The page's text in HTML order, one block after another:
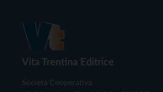
Vita Trentina Editrice
Società Cooperativa